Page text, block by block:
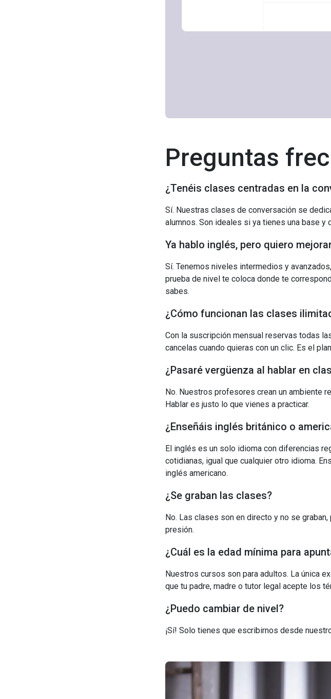
Preguntas
¿Tenéis clases centradas en la
Sí. Nuestras clases de conversación se
alumnos. Son ideales si ya tienes una base y
Ya hablo inglés, pero quiero
Sí. Tenemos niveles intermedios y
prueba de nivel te coloca donde te
sabes.
¿Cómo funcionan las clases
Con la suscripción mensual reservas todas
cancelas cuando quieras con un clic. Es el
¿Pasaré vergüenza al hablar en
No. Nuestros profesores crean un ambiente
Hablar es justo lo que vienes a practicar.
¿Enseñáis inglés británico o
El inglés es un solo idioma con diferencias
cotidianas, igual que cualquier otro idioma.
inglés americano.
¿Se graban las clases?
No. Las clases son en directo y no se
presión.
¿Cuál es la edad mínima para
Nuestros cursos son para adultos. La única
que tu padre, madre o tutor legal acepte los
¿Puedo cambiar de nivel?
¡Sí! Solo tienes que escribirnos desde